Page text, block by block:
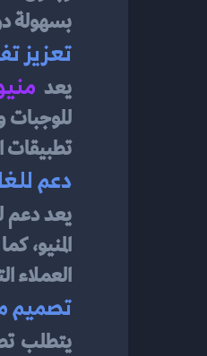
بسهولة
تعزيز
يعد
تطبيقات
دعم
يعد دعم
تصميم
يتطلب